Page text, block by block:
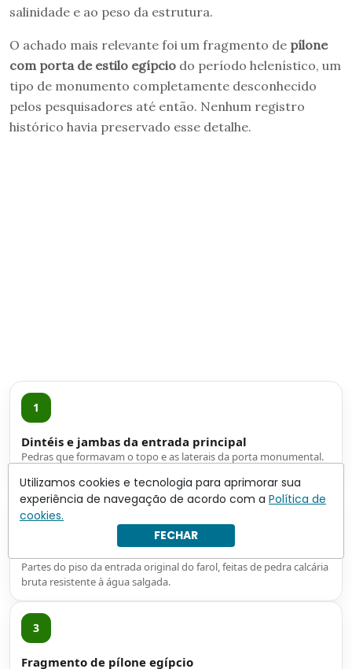
salinidade e ao peso da estrutura.
O achado mais relevante foi um fragmento de pílone
com porta de estilo egípcio do período helenístico, um
tipo de monumento completamente desconhecido
pelos pesquisadores até então. Nenhum registro
histórico havia preservado esse detalhe.
1
Dintéis e jambas da entrada principal
Pedras que formavam o topo e as laterais da porta monumental.
2
Lajes de pavimento
Partes do piso da entrada original do farol, feitas de pedra calcária
bruta resistente à água salgada.
3
Fragmento de pílone egípcio
Utilizamos cookies e tecnologia para aprimorar sua
experiência de navegação de acordo com a Política de
cookies.
FECHAR